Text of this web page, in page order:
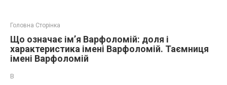
Головна Сторінка
Що означає ім’я Варфоломій: доля і
характеристика імені Варфоломій. Таємниця
імені Варфоломій
В